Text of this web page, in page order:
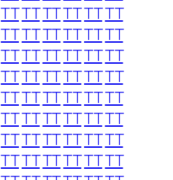
TTTTTTTTTTTT
TTTTTTTTTTTT
TTTTTTTTTTTT
TTTTTTTTTTTT
TTTTTTTTTTTT
TTTTTTTTTTTT
TTTTTTTTTTTT
TTTTTTTTTTTT